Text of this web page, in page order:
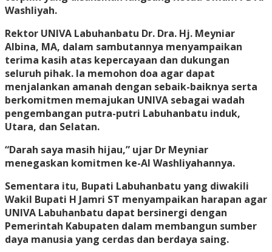
Washliyah.
Rektor UNIVA Labuhanbatu Dr. Dra. Hj. Meyniar
Albina, MA, dalam sambutannya menyampaikan
terima kasih atas kepercayaan dan dukungan
seluruh pihak. Ia memohon doa agar dapat
menjalankan amanah dengan sebaik-baiknya serta
berkomitmen memajukan UNIVA sebagai wadah
pengembangan putra-putri Labuhanbatu induk,
Utara, dan Selatan.
“Darah saya masih hijau,” ujar Dr Meyniar
menegaskan komitmen ke-Al Washliyahannya.
Sementara itu, Bupati Labuhanbatu yang diwakili
Wakil Bupati H Jamri ST menyampaikan harapan agar
UNIVA Labuhanbatu dapat bersinergi dengan
Pemerintah Kabupaten dalam membangun sumber
daya manusia yang cerdas dan berdaya saing.